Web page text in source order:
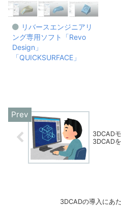
リバースエンジニアリ
ング専用ソフト「Revo
Design」
「QUICKSURFACE」
3DCAD
3DCAD
3DCADの導入にあ